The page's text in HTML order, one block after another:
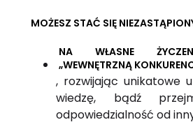
MOŻESZ STAĆ SIĘ
NA WŁASNE
„WEWNĘTRZNĄ
, rozwijając unikatowe
wiedzę, bądź
odpowiedzialność od